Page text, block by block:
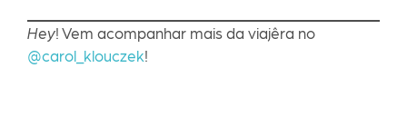
Hey! Vem acompanhar mais da viajêra no
@carol_klouczek!